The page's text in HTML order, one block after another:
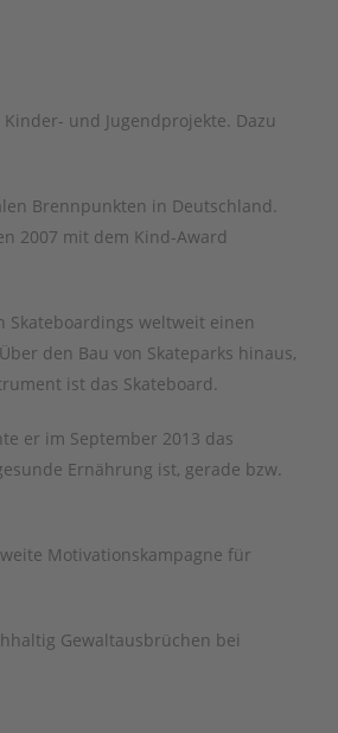
und Jugendprojekte. Dazu
Brennpunkten in Deutschland.
2007 mit dem Kind-Award
weltweit einen
den Bau von Skateparks hinaus,
ist das Skateboard.
er im September 2013 das
Ernährung ist, gerade bzw.
Motivationskampagne für
Gewaltausbrüchen bei